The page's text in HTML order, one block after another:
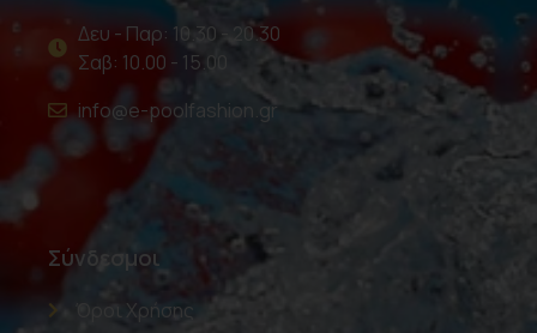
Δευ - Παρ: 10.30 - 20.30
Σαβ: 10.00 - 15.00
info@e-poolfashion.gr
Σύνδεσμοι
Όροι Χρήσης